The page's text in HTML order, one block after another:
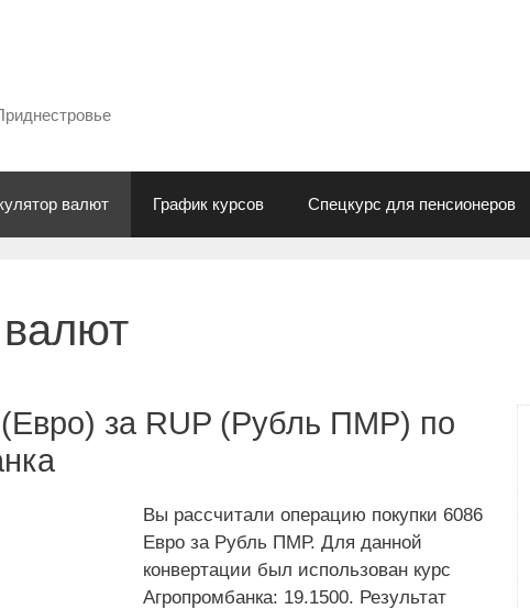
валют График курсов Спецкурс для пенсионеров
за RUP (Рубль ПМР) по
Вы рассчитали операцию покупки 6086
Евро за Рубль ПМР. Для данной
конвертации был использован курс
Агропромбанка: 19.1500. Результат